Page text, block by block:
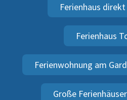
Ferienhaus
Ferienhaus
Ferienwohnung am
Große